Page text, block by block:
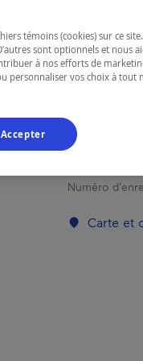
RÉGION
Numéro
Carte et
témoins (cookies) sur ce
sont optionnels et nous
à nos efforts de
personnaliser vos choix à tout
dans une nouvelle
Accepter